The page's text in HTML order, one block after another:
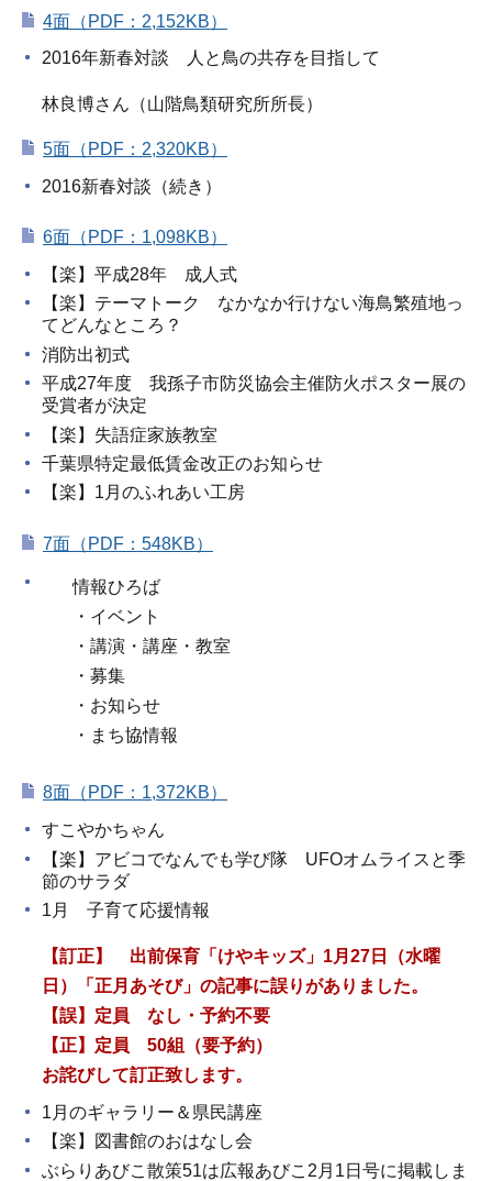
4面（PDF：2,152KB）
2016年新春対談 人と鳥の共存を目指して
林良博さん（山階鳥類研究所所長）
5面（PDF：2,320KB）
2016新春対談（続き）
6面（PDF：1,098KB）
【楽】平成28年 成人式
【楽】テーマトーク なかなか行けない海鳥繁殖地っ
てどんなところ？
消防出初式
平成27年度 我孫子市防災協会主催防火ポスター展の
受賞者が決定
【楽】失語症家族教室
千葉県特定最低賃金改正のお知らせ
【楽】1月のふれあい工房
7面（PDF：548KB）
情報ひろば
・イベント
・講演・講座・教室
・募集
・お知らせ
・まち協情報
8面（PDF：1,372KB）
すこやかちゃん
【楽】アビコでなんでも学び隊 UFOオムライスと季
節のサラダ
1月 子育て応援情報
【訂正】 出前保育「けやキッズ」1月27日（水曜
日）「正月あそび」の記事に誤りがありました。
【誤】定員 なし・予約不要
【正】定員 50組（要予約）
お詫びして訂正致します。
1月のギャラリー＆県民講座
【楽】図書館のおはなし会
ぶらりあびこ散策51は広報あびこ2月1日号に掲載しま